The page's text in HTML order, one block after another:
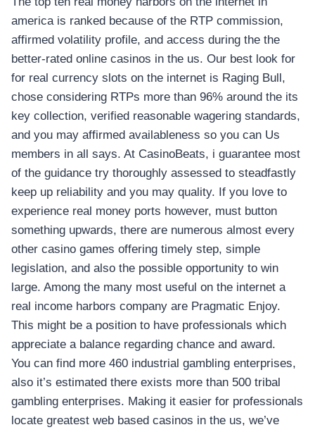
america is ranked because of the RTP commission,
affirmed volatility profile, and access during the the
better-rated online casinos in the us. Our best look for
for real currency slots on the internet is Raging Bull,
chose considering RTPs more than 96% around the its
key collection, verified reasonable wagering standards,
and you may affirmed availableness so you can Us
members in all says. At CasinoBeats, i guarantee most
of the guidance try thoroughly assessed to steadfastly
keep up reliability and you may quality. If you love to
experience real money ports however, must button
something upwards, there are numerous almost every
other casino games offering timely step, simple
legislation, and also the possible opportunity to win
large. Among the many most useful on the internet a
real income harbors company are Pragmatic Enjoy.
This might be a position to have professionals which
appreciate a balance regarding chance and award.
You can find more 460 industrial gambling enterprises,
also it’s estimated there exists more than 500 tribal
gambling enterprises. Making it easier for professionals
locate greatest web based casinos in the us, we’ve